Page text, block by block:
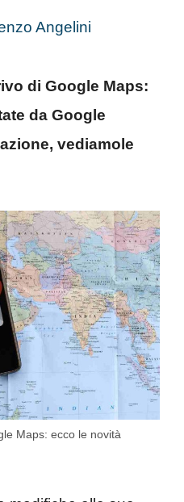
Angelini
di Google Maps:
da Google
vediamole
Maps: ecco le novità